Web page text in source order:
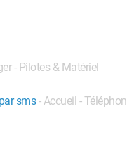
- Pilotes & Matériel
sms - Accueil -